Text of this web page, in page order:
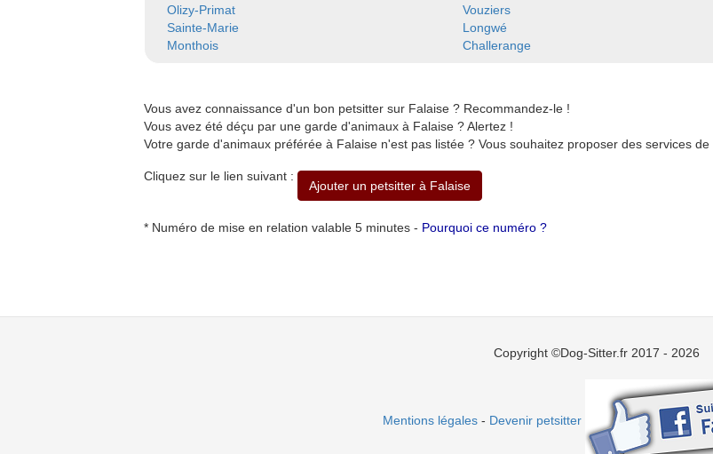
Olizy-Primat
Vouziers
Sainte-Marie
Longwé
Monthois
Challerange
Vous avez connaissance d'un bon petsitter sur Falaise ? Recommandez-le !
Vous avez été déçu par une garde d'animaux à Falaise ? Alertez !
Votre garde d'animaux préférée à Falaise n'est pas listée ? Vous souhaitez proposer des services de
Cliquez sur le lien suivant :
Ajouter un petsitter à Falaise
* Numéro de mise en relation valable 5 minutes - Pourquoi ce numéro ?
Copyright ©Dog-Sitter.fr 2017 - 2026
Mentions légales- Devenir petsitter